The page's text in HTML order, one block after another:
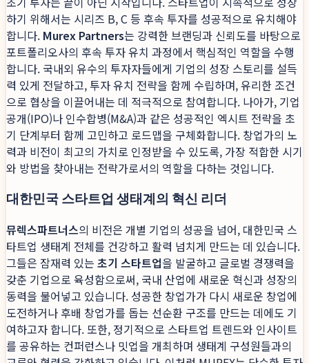
하기 위해서는 시리즈 B, C 등 후속 투자를 성공적으로 유치해야
합니다. Murex Partners는 강력한 브랜딩과 신뢰도를 바탕으로
포트폴리오사의 후속 투자 유치 과정에서 핵심적인 역할을 수행
합니다. 국내외 유수의 투자자들에게 기업의 성장 스토리를 설득
력 있게 전달하고, 투자 유치 전략을 함께 수립하며, 유리한 조건
으로 협상을 이끌어내는 데 적극적으로 참여합니다. 나아가, 기업
공개(IPO)나 인수합병(M&A)과 같은 성공적인 엑시트 전략을 초
기 단계부터 함께 고민하고 로드맵을 구체화합니다. 창업가의 노
력과 비전이 최고의 가치로 인정받을 수 있도록, 가장 적합한 시기
와 방법을 찾아내는 전략가로서의 역할을 다하는 것입니다.
대한민국 스타트업 생태계의 혁신 리더
뮤렉스파트너스의 비전은 개별 기업의 성공을 넘어, 대한민국 스
타트업 생태계 전체를 건강하고 활력 넘치게 만드는 데 있습니다.
그들은 잠재력 있는 초기 스타트업을 발굴하고 글로벌 경쟁력을
갖춘 기업으로 육성함으로써, 국내 산업에 새로운 혁신과 성장의
동력을 불어넣고 있습니다. 성공한 창업가가 다시 새로운 창업에
도전하거나 후배 창업가를 돕는 선순환 구조를 만드는 데에도 기
여하고자 합니다. 또한, 정기적으로 스타트업 트렌드와 인사이트
를 공유하는 컨퍼런스나 밋업을 개최하며 생태계 구성원들과의